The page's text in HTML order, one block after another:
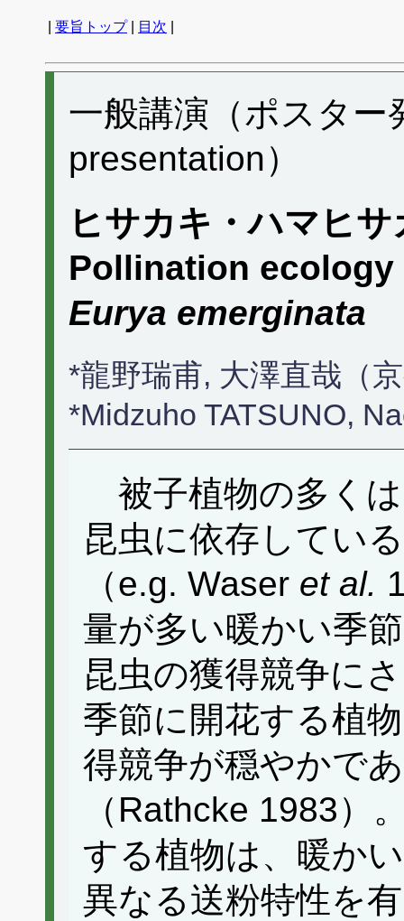
要旨トップ| 目次
一般講演（ポスタ
presentation）
ヒサカキ・ハマヒ
Pollination
Eurya emerginata
*龍野瑞甫, 大澤直哉（
*Midzuho TATSUNO,
被子植物の多く
昆虫に依存してい
（e.g. Waser et al.
量が多い暖かい季
昆虫の獲得競争に
季節に開花する植
得競争が穏やかで
（Rathcke 1983）
する植物は、暖か
異なる送粉特性を